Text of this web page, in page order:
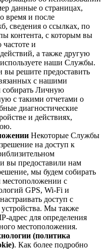
данные о страницах,
время и после
сведения о ссылках, по
контента, с которым вы
и
а также другую
наши Службы.
вы решите предоставить
с нашими
Личную
с такими отчетами о
диагностические
и действиях,
Некоторые Службы
на доступ к
вы предоставили нам
мы будем собирать
с
GPS, Wi-Fi и
доступ с
Мы также
адрес для определения
местоположения.
(политика
. Как более подробно